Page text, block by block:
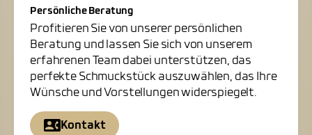
Persönliche Beratung
Profitieren Sie von unserer persönlichen
Beratung und lassen Sie sich von unserem
erfahrenen Team dabei unterstützen, das
perfekte Schmuckstück auszuwählen, das Ihre
Wünsche und Vorstellungen widerspiegelt.
Kontakt